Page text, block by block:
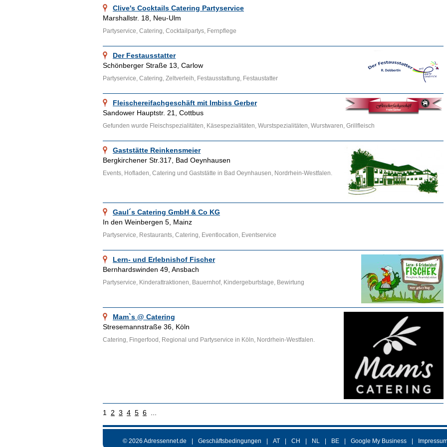
Clive's Cocktails Catering Partyservice
Marshallstr. 18, Neu-Ulm
Partyservice, Catering, Cocktailpartys, Fernpflege
Der Festausstatter
Schönberger Straße 13, Carlow
Partyservice, Catering, Zeltverleih, Festausstattung, Festaustatter
Fleischereifachgeschäft mit Imbiss Gerber
Sandower Hauptstr. 21, Cottbus
Gefunden wurde Fleischspezialitäten, Käsespezialitäten, Wurstspezialitäten, Wurstwaren, Grillfleisch
Gaststätte Reinkensmeier
Bergkirchener Str.317, Bad Oeynhausen
Events, Hofladen, Catering und Gaststätte in Bad Oeynhausen, Nordrhein-Westfalen.
Gaul´s Catering GmbH & Co KG
In den Weinbergen 5, Mainz
Partyservice, Restaurants, Catering, Eventlocation, Eventservice
Lern- und Erlebnishof Fischer
Bernhardswinden 49, Ansbach
Partyservice, Kinderattraktionen, Bauernhof, Kindergeburtstage, Bewirtung
Mam`s @ Catering
Stresemannstraße 36, Köln
Catering, Fingerfood, Regional und Partyservice in Köln, Nordrhein-Westfalen.
1 2 3 4 5 6
© 2026 Adressennet.de Geschäftsbedingungen AT CH NL BE Google My Business